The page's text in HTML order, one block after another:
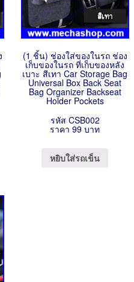
(1 ชิ้น) ช่องใส่ของในรถ ช่อง
เก็บของในรถ ที่เก็บของหลัง
เบาะ สีเทา Car Storage Bag
Universal Box Back Seat
Bag Organizer Backseat
Holder Pockets
รหัส CSB002
ราคา 99 บาท
หยิบใส่รถเข็น